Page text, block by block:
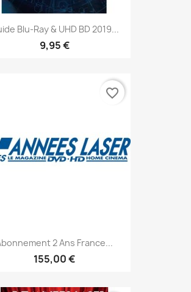
Blu-Ray & UHD BD 2019...
9,95 €
2 Ans France...
155,00 €
favorite_border